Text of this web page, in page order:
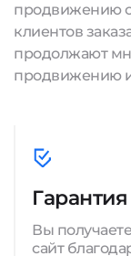
продвижению
клиентов
продолжают
продвижению
Вы
сайт